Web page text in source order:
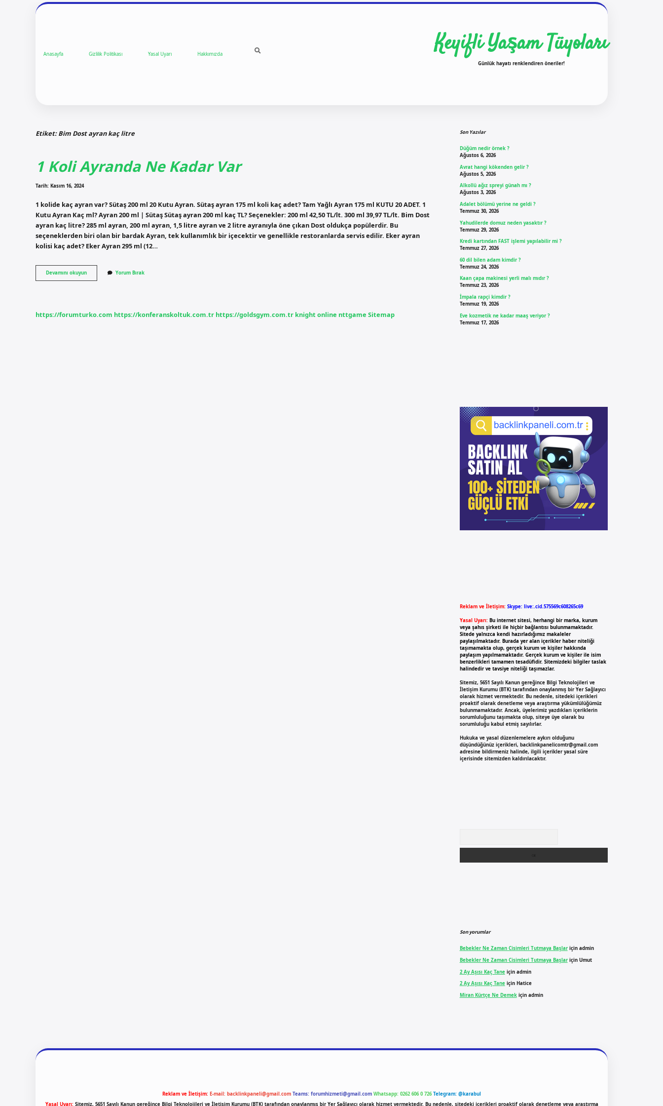
Anasayfa Gizlilik Politikası Yasal Uyarı Hakkımızda Keyifli Yaşam Tüyoları
Günlük hayatı renklendiren öneriler!
Etiket:Bim Dost ayran kaç litre
1 Koli Ayranda Ne Kadar Var
Tarih: Kasım 16, 2024
1 kolide kaç ayran var? Sütaş 200 ml 20 Kutu Ayran. Sütaş ayran 175 ml koli kaç adet? Tam Yağlı Ayran 175 ml KUTU 20 ADET. 1
Kutu Ayran Kaç ml? Ayran 200 ml | Sütaş Sütaş ayran 200 ml kaç TL? Seçenekler: 200 ml 42,50 TL/lt. 300 ml 39,97 TL/lt. Bim Dost
ayran kaç litre? 285 ml ayran, 200 ml ayran, 1,5 litre ayran ve 2 litre ayranıyla öne çıkan Dost oldukça popülerdir. Bu
seçeneklerden biri olan bir bardak Ayran, tek kullanımlık bir içecektir ve genellikle restoranlarda servis edilir. Eker ayran
kolisi kaç adet? Eker Ayran 295 ml (12…
Devamını okuyun1
Koli
Yorum Bırak
https://forumturko.com https://konferanskoltuk.com.tr https://goldsgym.com.tr knight online nttgame Sitemap
Son Yazılar
Düğüm nedir örnek ?
Ağustos 6, 2026
Avrat hangi kökenden gelir ?
Ağustos 5, 2026
Alkollü ağız spreyi günah mı ?
Ağustos 3, 2026
Adalet bölümü yerine ne geldi ?
Temmuz 30, 2026
Yahudilerde domuz neden yasaktır ?
Temmuz 29, 2026
Kredi kartından FAST işlemi yapılabilir mi ?
Temmuz 27, 2026
60 dil bilen adam kimdir ?
Temmuz 24, 2026
Kaan çapa makinesi yerli malı mıdır ?
Temmuz 23, 2026
İmpala rapçi kimdir ?
Temmuz 19, 2026
Eve kozmetik ne kadar maaş veriyor ?
Temmuz 17, 2026
Reklam ve İletişim: Skype: live:.cid.575569c608265c69
Yasal Uyarı: Bu internet sitesi, herhangi bir marka, kurum
veya şahıs şirketi ile hiçbir bağlantısı bulunmamaktadır.
Sitede yalnızca kendi hazırladığımız makaleler
paylaşılmaktadır. Burada yer alan içerikler haber niteliği
taşımamakta olup, gerçek kurum ve kişiler hakkında
paylaşım yapılmamaktadır. Gerçek kurum ve kişiler ile isim
benzerlikleri tamamen tesadüfidir. Sitemizdeki bilgiler taslak
halindedir ve tavsiye niteliği taşımazlar.
Sitemiz, 5651 Sayılı Kanun gereğince Bilgi Teknolojileri ve
İletişim Kurumu (BTK) tarafından onaylanmış bir Yer Sağlayıcı
olarak hizmet vermektedir. Bu nedenle, sitedeki içerikleri
proaktif olarak denetleme veya araştırma yükümlülüğümüz
bulunmamaktadır. Ancak, üyelerimiz yazdıkları içeriklerin
sorumluluğunu taşımakta olup, siteye üye olarak bu
sorumluluğu kabul etmiş sayılırlar.
Hukuka ve yasal düzenlemelere aykırı olduğunu
düşündüğünüz içerikleri, backlinkpanelicomtr@gmail.com
adresine bildirmeniz halinde, ilgili içerikler yasal süre
içerisinde sitemizden kaldırılacaktır.
Son yorumlar
Bebekler Ne Zaman Cisimleri Tutmaya Başlariçin admin
Bebekler Ne Zaman Cisimleri Tutmaya Başlariçin Umut
2 Ay Aşısı Kaç Taneiçin admin
2 Ay Aşısı Kaç Taneiçin Hatice
Miran Kürtçe Ne Demekiçin admin
Reklam ve İletişim: E-mail: backlinkpaneli@gmail.com Teams: forumhizmeti@gmail.com Whatsapp: 0262 606 0 726 Telegram: @karabul
Yasal Uyarı: Sitemiz, 5651 Sayılı Kanun gereğince Bilgi Teknolojileri ve İletişim Kurumu (BTK) tarafından onaylanmış bir Yer Sağlayıcı olarak hizmet vermektedir. Bu nedenle, sitedeki içerikleri proaktif olarak denetleme veya araştırma